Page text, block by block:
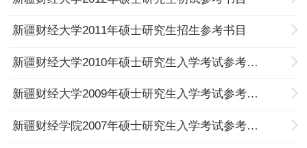
新疆财经大学2011年硕士研究生招生参考书目
新疆财经大学2010年硕士研究生入学考试参考书目
新疆财经大学2009年硕士研究生入学考试参考书目
新疆财经学院2007年硕士研究生入学考试参考书目